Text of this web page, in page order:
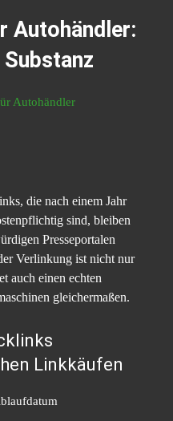
Autohändler:
die nach einem Jahr
sind, bleiben
Presseportalen
Verlinkung ist nicht nur
auch einen echten
gleichermaßen.
Linkkäufen